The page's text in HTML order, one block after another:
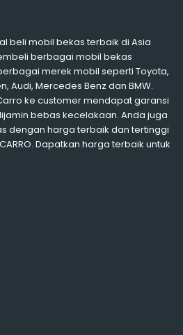
beli mobil bekas terbaik di Asia
berbagai mobil bekas
merek mobil seperti Toyota,
Audi, Mercedes Benz dan BMW.
ke customer mendapat garansi
bebas kecelakaan. Anda juga
dengan harga terbaik dan tertinggi
Dapatkan harga terbaik untuk